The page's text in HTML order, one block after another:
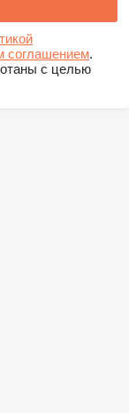
соглашением.
с целью